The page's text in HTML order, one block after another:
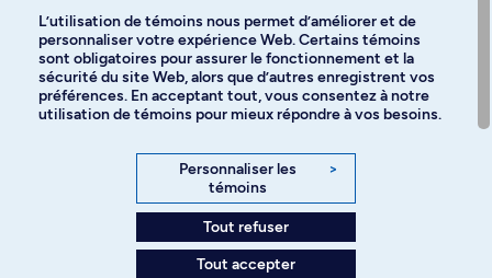
Langues
Facebook Instagram
YouTube
L’utilisation de témoins nous permet d’améliorer et de
personnaliser votre expérience Web. Certains témoins
sont obligatoires pour assurer le fonctionnement et la
sécurité du site Web, alors que d’autres enregistrent vos
préférences. En acceptant tout, vous consentez à notre
utilisation de témoins pour mieux répondre à vos besoins.
Personnaliser les
témoins
>
Tout refuser
Tout accepter